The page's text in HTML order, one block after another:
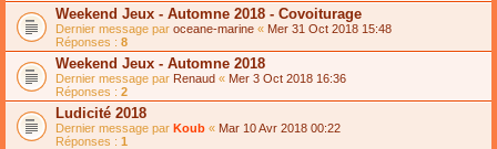
Weekend Jeux - Automne 2018 - Covoiturage
Dernier message par oceane-marine « Mer 31 Oct 2018 15:48
Réponses : 8
Weekend Jeux - Automne 2018
Dernier message par Renaud « Mer 3 Oct 2018 16:36
Réponses : 2
Ludicité 2018
Dernier message par Koub « Mar 10 Avr 2018 00:22
Réponses : 1